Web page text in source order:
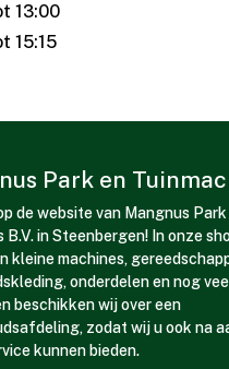
13:00
15:15
Park en
de website van Mangnus
B.V. in Steenbergen! In onze
kleine machines,
onderdelen en nog
beschikken wij over een
zodat wij u ook na
kunnen bieden.